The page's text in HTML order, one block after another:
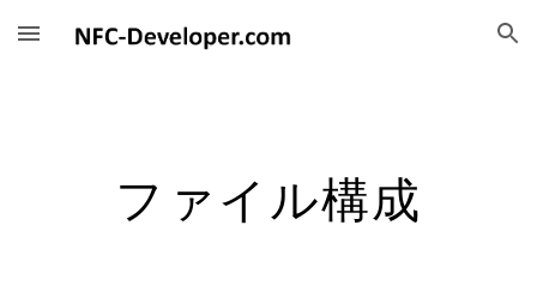
Skip to main content Skip to navigation
ファイル構成